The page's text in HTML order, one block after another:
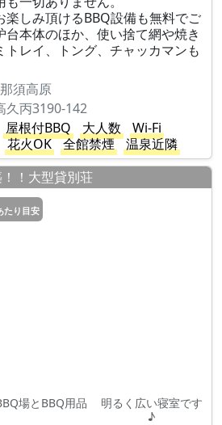
楽しみ頂けるBBQ設備も無料でご
本体のほか、使い捨て網や焼き
トレイ、トング、チャッカマンも
須高原
久丙3190-142
屋根付BBQ 大人数
Wi-Fi
花火OK 全館禁煙
温泉近隣
！！大型貸別荘
たり目安
場とBBQ用品
明るく広い寝室です
♪